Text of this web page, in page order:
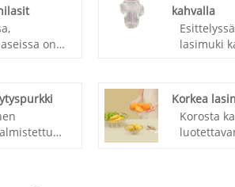
on
on leveä,
pinta ja
josta tulet
kahvalla
lasimuki
tämä
tarjoaa
Tuo
elämääsi
Korkea
Korosta